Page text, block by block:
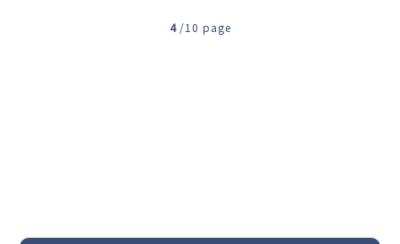
4 /10 page